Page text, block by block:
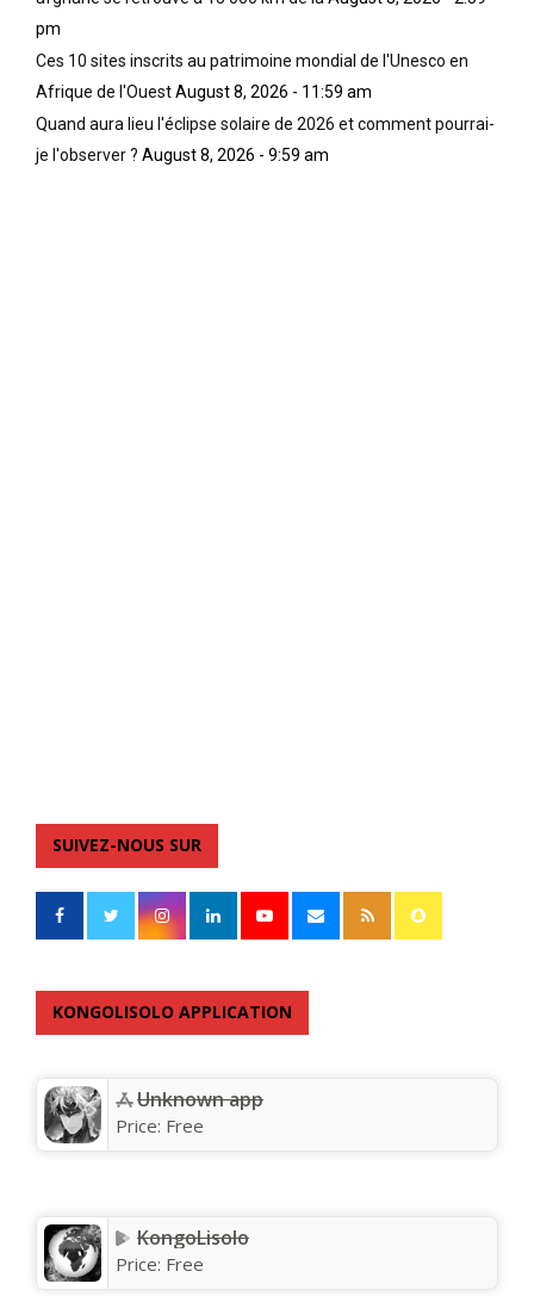
pm
Ces 10 sites inscrits au patrimoine mondial de l'Unesco en
Afrique de l'OuestAugust 8, 2026 - 11:59 am
Quand aura lieu l'éclipse solaire de 2026 et comment pourrai-
je l'observer ? August 8, 2026 - 9:59 am
SUIVEZ-NOUS SUR
KONGOLISOLO APPLICATION
Unknown app
Price: Free
KongoLisolo
Price: Free